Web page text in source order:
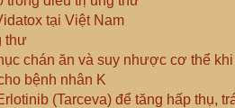
tại Việt Nam
thư
chán ăn và suy nhược cơ thể khi
bệnh nhân K
(Tarceva) để tăng hấp thụ,